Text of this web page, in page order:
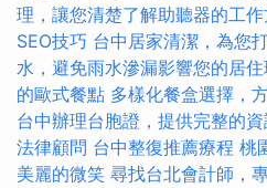
理，讓您清楚了解助聽器的工
SEO技巧 台中居家清潔，為您
水，避免雨水滲漏影響您的居
的歐式餐點 多樣化餐盒選擇，
台中辦理台胞證，提供完整的
法律顧問 台中整復推薦療程 桃
美麗的微笑 尋找台北會計師，